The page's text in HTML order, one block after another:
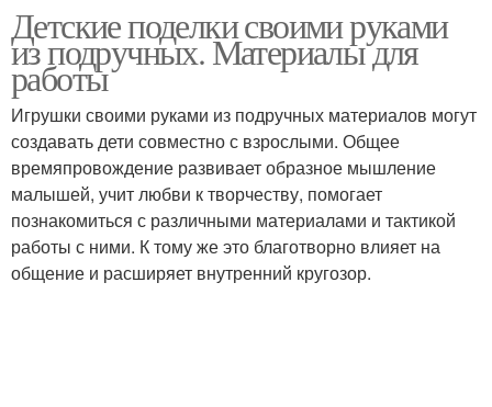
Детские поделки своими руками
из подручных. Материалы для
работы
Игрушки своими руками из подручных материалов могут
создавать дети совместно с взрослыми. Общее
времяпровождение развивает образное мышление
малышей, учит любви к творчеству, помогает
познакомиться с различными материалами и тактикой
работы с ними. К тому же это благотворно влияет на
общение и расширяет внутренний кругозор.